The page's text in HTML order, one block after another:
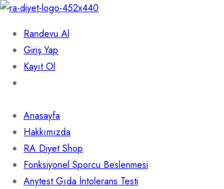
Randevu Al
Giriş Yap
Kayıt Ol
Anasayfa
Hakkımızda
RA Diyet Shop
Fonksiyonel Sporcu Beslenmesi
Anytest Gıda İntolerans Testi